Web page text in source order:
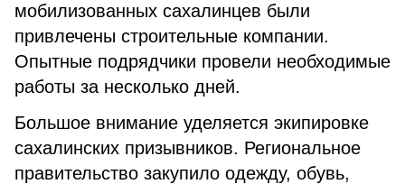
мобилизованных сахалинцев были
привлечены строительные компании.
Опытные подрядчики провели необходимые
работы за несколько дней.
Большое внимание уделяется экипировке
сахалинских призывников. Региональное
правительство закупило одежду, обувь,